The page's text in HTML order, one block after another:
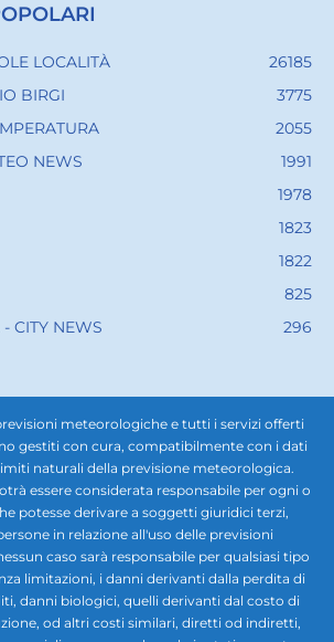
LOCALITÀ
26185
BIRGI
3775
2055
NEWS
1991
1978
1823
1822
825
CITY NEWS
296
meteorologiche e tutti i servizi offerti
gestiti con cura, compatibilmente con i dati
naturali della previsione meteorologica.
essere considerata responsabile per ogni o
potesse derivare a soggetti giuridici terzi,
in relazione all'uso delle previsioni
caso sarà responsabile per qualsiasi tipo
limitazioni, i danni derivanti dalla perdita di
danni biologici, quelli derivanti dal costo di
od altri costi similari, diretti od indiretti,